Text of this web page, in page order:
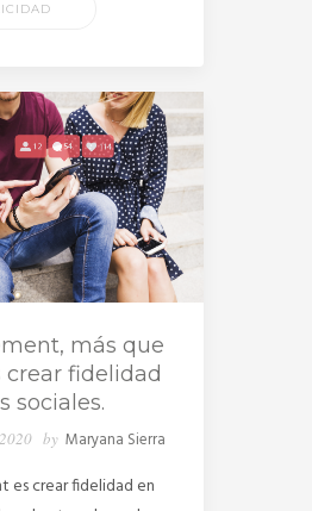
más que
crear fidelidad
sociales.
by Maryana Sierra
es crear fidelidad en